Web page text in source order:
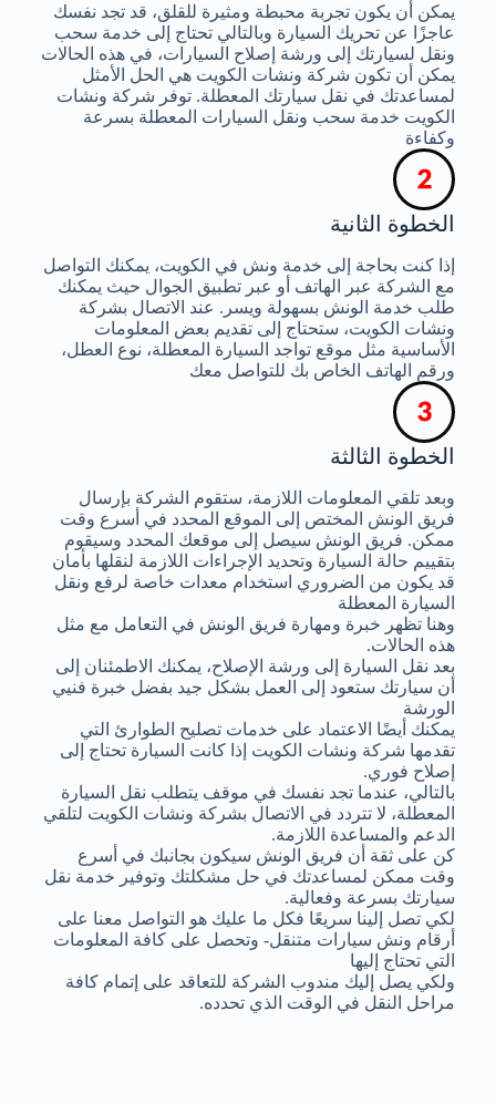
يمكن أن يكون تجربة محبطة ومثيرة للقلق، قد تجد نفسك
عاجزًا عن تحريك السيارة وبالتالي تحتاج إلى خدمة سحب
ونقل لسيارتك إلى ورشة إصلاح السيارات، في هذه الحالات
يمكن أن تكون شركة ونشات الكويت هي الحل الأمثل
لمساعدتك في نقل سيارتك المعطلة. توفر شركة ونشات
الكويت خدمة سحب ونقل السيارات المعطلة بسرعة
وكفاءة
الخطوة الثانية
إذا كنت بحاجة إلى خدمة ونش في الكويت، يمكنك التواصل
مع الشركة عبر الهاتف أو عبر تطبيق الجوال حيث يمكنك
طلب خدمة الونش بسهولة ويسر. عند الاتصال بشركة
ونشات الكويت، ستحتاج إلى تقديم بعض المعلومات
الأساسية مثل موقع تواجد السيارة المعطلة، نوع العطل،
ورقم الهاتف الخاص بك للتواصل معك
الخطوة الثالثة
وبعد تلقي المعلومات اللازمة، ستقوم الشركة بإرسال
فريق الونش المختص إلى الموقع المحدد في أسرع وقت
ممكن. فريق الونش سيصل إلى موقعك المحدد وسيقوم
بتقييم حالة السيارة وتحديد الإجراءات اللازمة لنقلها بأمان
قد يكون من الضروري استخدام معدات خاصة لرفع ونقل
السيارة المعطلة
وهنا تظهر خبرة ومهارة فريق الونش في التعامل مع مثل
هذه الحالات.
بعد نقل السيارة إلى ورشة الإصلاح، يمكنك الاطمئنان إلى
أن سيارتك ستعود إلى العمل بشكل جيد بفضل خبرة فنيي
الورشة
يمكنك أيضًا الاعتماد على خدمات تصليح الطوارئ التي
تقدمها شركة ونشات الكويت إذا كانت السيارة تحتاج إلى
إصلاح فوري.
بالتالي، عندما تجد نفسك في موقف يتطلب نقل السيارة
المعطلة، لا تتردد في الاتصال بشركة ونشات الكويت لتلقي
الدعم والمساعدة اللازمة.
كن على ثقة أن فريق الونش سيكون بجانبك في أسرع
وقت ممكن لمساعدتك في حل مشكلتك وتوفير خدمة نقل
سيارتك بسرعة وفعالية.
لكي تصل إلينا سريعًا فكل ما عليك هو التواصل معنا على
أرقام ونش سيارات متنقل- وتحصل على كافة المعلومات
التي تحتاج إليها
ولكي يصل إليك مندوب الشركة للتعاقد على إتمام كافة
مراحل النقل في الوقت الذي تحدده.